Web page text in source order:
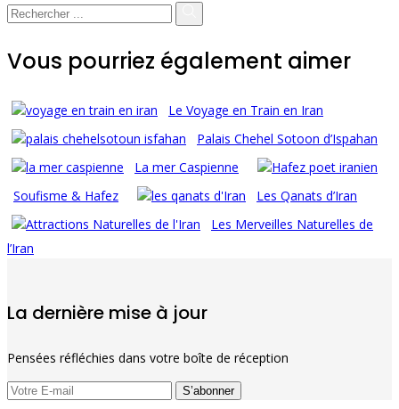
Vous pourriez également aimer
Le Voyage en Train en Iran
Palais Chehel Sotoon d’Ispahan
La mer Caspienne
Soufisme & Hafez
Les Qanats d’Iran
Les Merveilles Naturelles de
l’Iran
La dernière mise à jour
Pensées réfléchies dans votre boîte de réception